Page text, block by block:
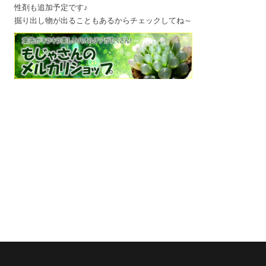
性剤も追加予定です♪
掘り出し物が出ることもあるからチェックしてね～